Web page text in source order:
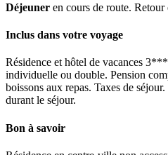
Déjeuner en cours de route.
Inclus dans votre voyage
Résidence et hôtel de vacances
individuelle ou double. Pension
boissons aux repas. Taxes de
durant le séjour.
Bon à savoir